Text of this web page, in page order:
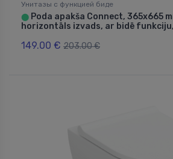
Унитазы с функцией биде
⬤ Poda apakša Connect, 365x665
horizontāls izvads, ar bidē
149.00 € 203.00 €